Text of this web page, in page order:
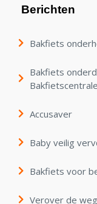
Berichten
Bakfiets
Bakfiets
Bakfietscentrale
Accusaver
Baby veilig
Bakfiets voor
Verover de